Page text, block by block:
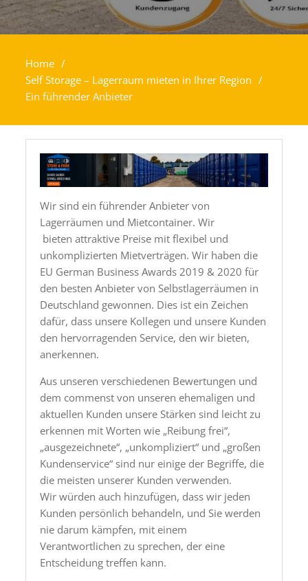
Home
Self Storage – Lagerraum mieten in Ihrer Region
Ein führender Anbieter
Wir sind ein führender Anbieter von
Lagerräumen und Mietcontainer. Wir
bieten attraktive Preise mit flexibel und
unkomplizierten Mietverträgen. Wir haben die
EU German Business Awards 2019 & 2020 für
den besten Anbieter von Selbstlagerräumen in
Deutschland gewonnen. Dies ist ein Zeichen
dafür, dass unsere Kollegen und unsere Kunden
den hervorragenden Service, den wir bieten,
anerkennen.
Aus unseren verschiedenen Bewertungen und
dem commenst von unseren ehemaligen und
aktuellen Kunden unsere Stärken sind leicht zu
erkennen mit Worten wie „Reibung frei“,
„ausgezeichnete“, „unkompliziert“ und „großen
Kundenservice“ sind nur einige der Begriffe, die
die meisten unserer Kunden verwenden.
Wir würden auch hinzufügen, dass wir jeden
Kunden persönlich behandeln, und Sie werden
nie darum kämpfen, mit einem
Verantwortlichen zu sprechen, der eine
Entscheidung treffen kann.